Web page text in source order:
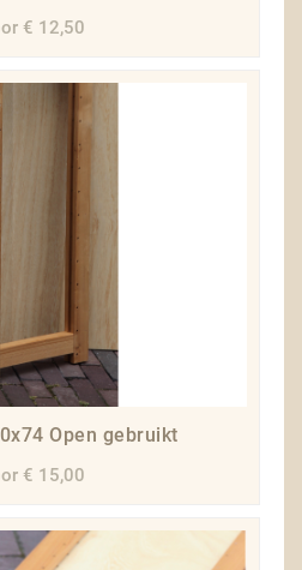
€ 12,50
Open gebruikt
€ 15,00